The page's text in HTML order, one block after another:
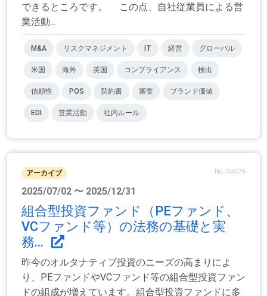
できるところです。 この点、自社従業員による営
業活動...
M&A リスクマネジメント IT 経営 グローバル
米国 海外 英国 コンプライアンス 検出
信頼性 POS 契約書 審査 ブランド価値
EDI 営業活動 社内ルール
アーカイブ No.154579
2025/07/02 〜 2025/12/31
組合型投資ファンド（PEファンド、
VCファンド等）の法務の基礎と実
務...
昨今のオルタナティブ投資のニーズの高まりによ
り、PEファンドやVCファンド等の組合型投資ファン
ドの組成が増えています。組合型投資ファンドに多